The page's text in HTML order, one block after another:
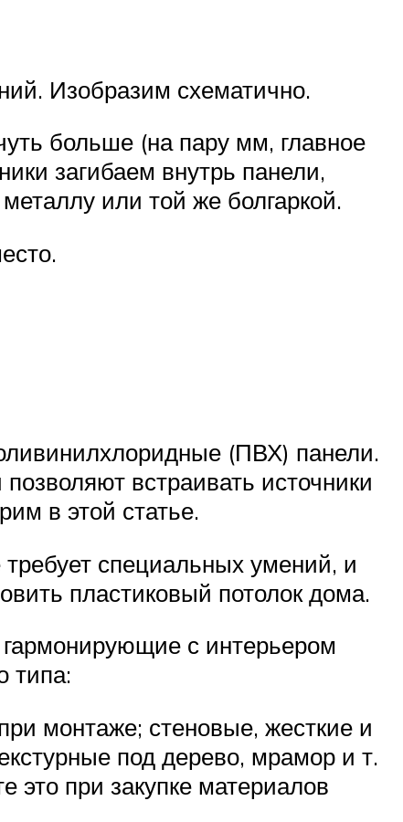
Изобразим схематично.
больше (на пару мм, главное
загибаем внутрь панели,
или той же болгаркой.
(ПВХ) панели.
встраивать источники
в этой статье.
специальных умений, и
пластиковый потолок дома.
с интерьером
типа:
монтаже; стеновые, жесткие и
под дерево, мрамор и т.
это при закупке материалов